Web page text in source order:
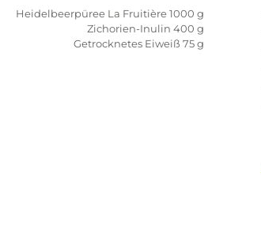
Heidelbeerpüree La Fruitière 1000 g
Zichorien-Inulin 400 g
Getrocknetes Eiweiß 75 g